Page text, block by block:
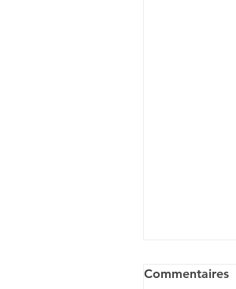
Commentaires